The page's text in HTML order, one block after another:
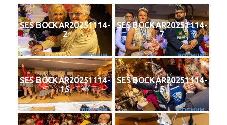
SES BOCKAR20251114-
2
SES BOCKAR20251114-
7
SES BOCKAR20251114-
15
SES BOCKAR20251114-
5